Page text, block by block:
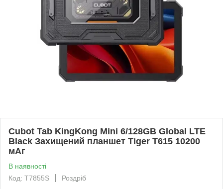
Cubot Tab KingKong Mini 6/128GB Global LTE
Black Захищений планшет Tiger T615 10200
мАг
В наявності
Код: T7855S
Роздріб